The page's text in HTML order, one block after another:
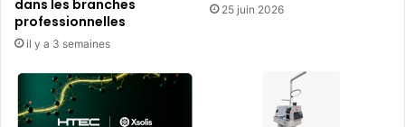
dans les branches
professionnelles
il y a 3 semaines
25 juin 2026